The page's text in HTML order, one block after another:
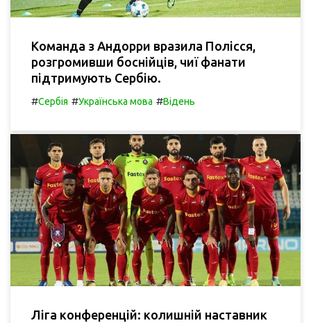
Команда з Андорри вразила Полісся,
розгромивши боснійців, чиї фанати
підтримують Сербію.
#Сербія #Українська мова #Відень
Ліга конференцій: колишній наставник